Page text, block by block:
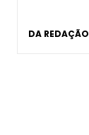
DA REDAÇÃO